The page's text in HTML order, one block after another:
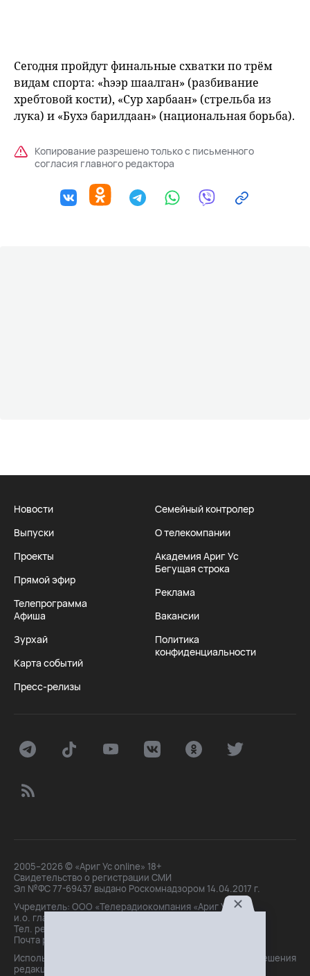
Сегодня пройдут финальные схватки по трём
видам спорта: «hээр шаалган» (разбивание
хребтовой кости), «Сур харбаан» (стрельба из
лука) и «Бухэ барилдаан» (национальная борьба).
Копирование разрешено только с письменного
согласия главного редактора
Новости
Выпуски
Проекты
Прямой эфир
Телепрограмма
Афиша
Зурхай
Карта событий
Пресс-релизы
Семейный контролер
О телекомпании
Академия Ариг Ус
Бегущая строка
Реклама
Вакансии
Политика
конфиденциальности
2005–2026 © «Ариг Ус online» 18+
Свидетельство о регистрации СМИ
Эл №ФС 77-69437 выдано Роскомнадзором 14.04.2017 г.
Учредитель: ООО «Телерадиокомпания «Ариг Ус»,
и.о. главного редактора: Маханова О.Б.
Тел. peдakции: +7(3012)21-30-14,
Почта peдakции: editor@arigus.tv
Использование материалов только с письменного разрешения
редакции. При цитировании прямая активная ссылка на